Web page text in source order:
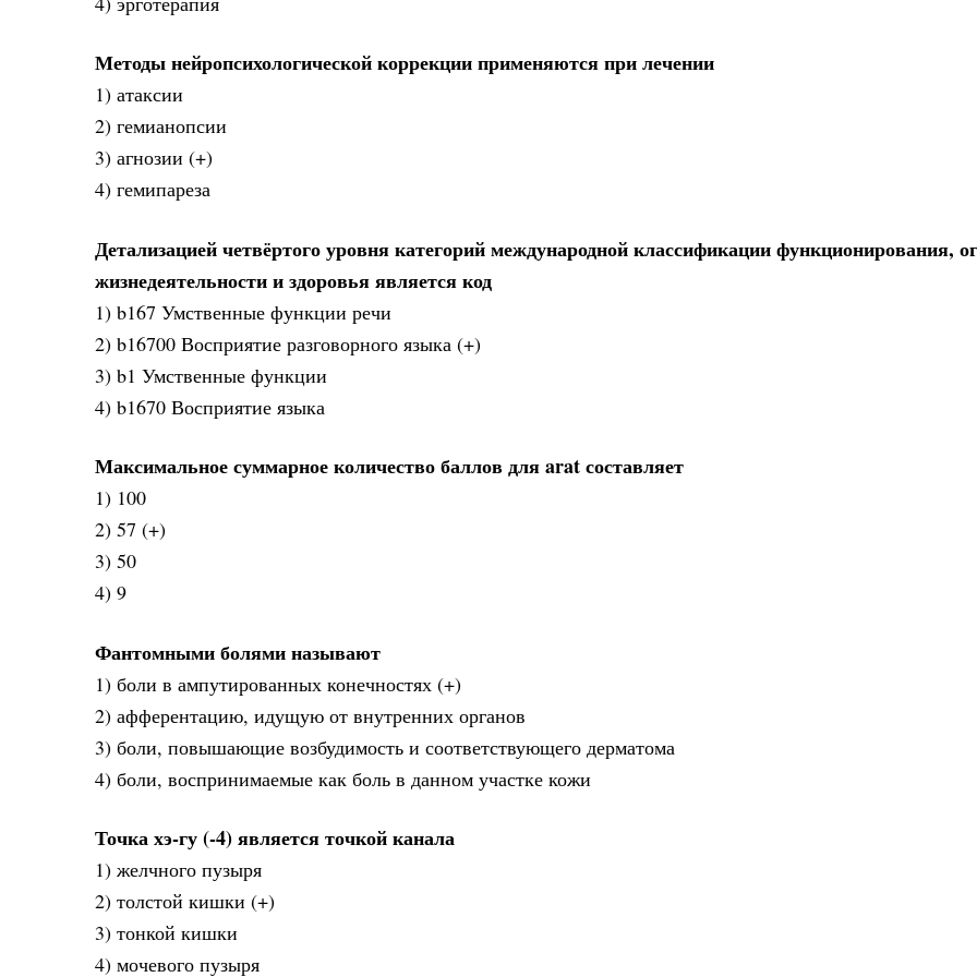
Методы нейропсихологической коррекции применяются при лечении
1) атаксии
2) гемианопсии
3) агнозии (+)
4) гемипареза
Детализацией четвёртого уровня категорий международной классификации функционирования,
жизнедеятельности и здоровья является код
1) b167 Умственные функции речи
2) b16700 Восприятие разговорного языка (+)
3) b1 Умственные функции
4) b1670 Восприятие языка
Максимальное суммарное количество баллов для arat составляет
1) 100
2) 57 (+)
3) 50
4) 9
Фантомными болями называют
1) боли в ампутированных конечностях (+)
2) афферентацию, идущую от внутренних органов
3) боли, повышающие возбудимость и соответствующего дерматома
4) боли, воспринимаемые как боль в данном участке кожи
Точка хэ-гу (-4) является точкой канала
1) желчного пузыря
2) толстой кишки (+)
3) тонкой кишки
4) мочевого пузыря